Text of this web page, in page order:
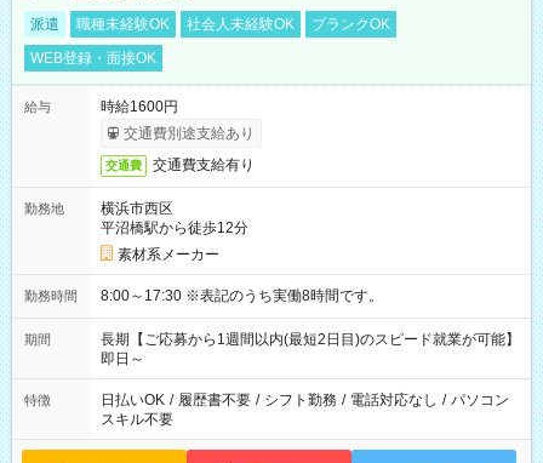
派遣 職種未経験OK 社会人未経験OK
ブランクOK
WEB登録・面接OK
給与
時給1600円
交通費別途支給あり
交通費 交通費支給有り
勤務地
横浜市西区
平沼橋駅から徒歩12分
素材系メーカー
勤務時間 8:00～17:30 ※表記のうち実働8時間です。
期間
長期【ご応募から1週間以内(最短2日目)のスピード就業が可能】
即日～
特徴 日払いOK / 履歴書不要 / シフト勤務 / 電話対応なし / パソコン
スキル不要